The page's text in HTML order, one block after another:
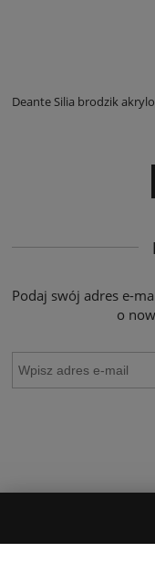
Deante Silia brodzik
Podaj swój adres e-
o